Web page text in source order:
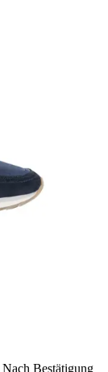
Nach Bestätigung